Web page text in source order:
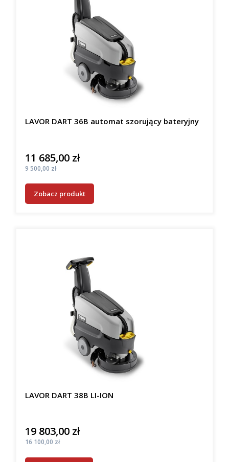
LAVOR DART 36B automat szorujący bateryjny
Cena
11 685,00 zł
Cena
9 500,00 zł
Zobacz produkt
LAVOR DART 38B LI-ION
Cena
19 803,00 zł
Cena
16 100,00 zł